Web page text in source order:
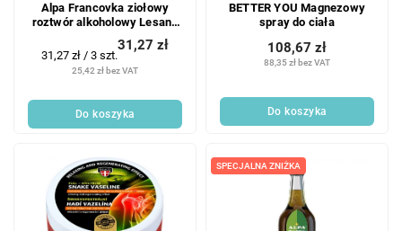
Alpa Francovka ziołowy
roztwór alkoholowy Lesana
3x160 ml
25,42 zł bez VAT
31,27 zł
Cena
jednostkowa:
31,27 zł / 3 szt.
Do koszyka
BETTER YOU Magnezowy
spray do ciała
88,35 zł bez VAT
108,67 zł
Do koszyka
SPECJALNA ZNIŻKA